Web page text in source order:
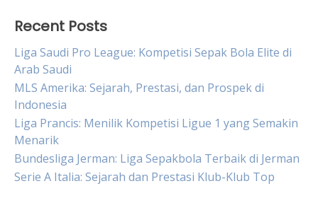
Recent Posts
Liga Saudi Pro League: Kompetisi Sepak Bola Elite di
Arab Saudi
MLS Amerika: Sejarah, Prestasi, dan Prospek di
Indonesia
Liga Prancis: Menilik Kompetisi Ligue 1 yang Semakin
Menarik
Bundesliga Jerman: Liga Sepakbola Terbaik di Jerman
Serie A Italia: Sejarah dan Prestasi Klub-Klub Top